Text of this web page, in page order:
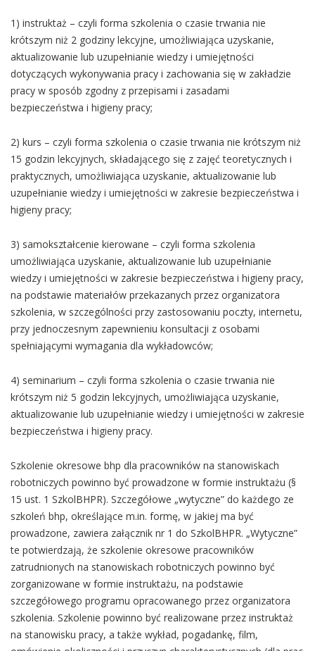
1) instruktaż – czyli forma szkolenia o czasie trwania nie
krótszym niż 2 godziny lekcyjne, umożliwiająca uzyskanie,
aktualizowanie lub uzupełnianie wiedzy i umiejętności
dotyczących wykonywania pracy i zachowania się w zakładzie
pracy w sposób zgodny z przepisami i zasadami
bezpieczeństwa i higieny pracy;
2) kurs – czyli forma szkolenia o czasie trwania nie krótszym niż
15 godzin lekcyjnych, składającego się z zajęć teoretycznych i
praktycznych, umożliwiająca uzyskanie, aktualizowanie lub
uzupełnianie wiedzy i umiejętności w zakresie bezpieczeństwa i
higieny pracy;
3) samokształcenie kierowane – czyli forma szkolenia
umożliwiająca uzyskanie, aktualizowanie lub uzupełnianie
wiedzy i umiejętności w zakresie bezpieczeństwa i higieny pracy,
na podstawie materiałów przekazanych przez organizatora
szkolenia, w szczególności przy zastosowaniu poczty, internetu,
przy jednoczesnym zapewnieniu konsultacji z osobami
spełniającymi wymagania dla wykładowców;
4) seminarium – czyli forma szkolenia o czasie trwania nie
krótszym niż 5 godzin lekcyjnych, umożliwiająca uzyskanie,
aktualizowanie lub uzupełnianie wiedzy i umiejętności w zakresie
bezpieczeństwa i higieny pracy.
Szkolenie okresowe bhp dla pracowników na stanowiskach
robotniczych powinno być prowadzone w formie instruktażu (§
15 ust. 1 SzkolBHPR). Szczegółowe „wytyczne” do każdego ze
szkoleń bhp, określające m.in. formę, w jakiej ma być
prowadzone, zawiera załącznik nr 1 do SzkolBHPR. „Wytyczne”
te potwierdzają, że szkolenie okresowe pracowników
zatrudnionych na stanowiskach robotniczych powinno być
zorganizowane w formie instruktażu, na podstawie
szczegółowego programu opracowanego przez organizatora
szkolenia. Szkolenie powinno być realizowane przez instruktaż
na stanowisku pracy, a także wykład, pogadankę, film,